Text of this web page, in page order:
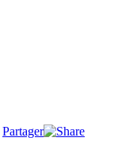
Partager